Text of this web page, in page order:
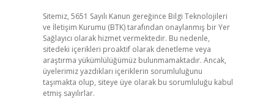
Sitemiz, 5651 Sayılı Kanun gereğince Bilgi Teknolojileri
ve İletişim Kurumu (BTK) tarafından onaylanmış bir Yer
Sağlayıcı olarak hizmet vermektedir. Bu nedenle,
sitedeki içerikleri proaktif olarak denetleme veya
araştırma yükümlülüğümüz bulunmamaktadır. Ancak,
üyelerimiz yazdıkları içeriklerin sorumluluğunu
taşımakta olup, siteye üye olarak bu sorumluluğu kabul
etmiş sayılırlar.